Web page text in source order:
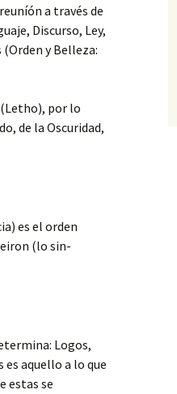
a través de
Discurso, Ley,
y Belleza:
por lo
de la Oscuridad,
es el orden
(lo sin-
Logos,
aquello a lo que
estas se